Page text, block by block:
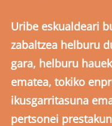
Uribe eskualdeari
zabaltzea helburu
gara, helburu
ematea, tokiko
ikusgarritasuna
pertsonei